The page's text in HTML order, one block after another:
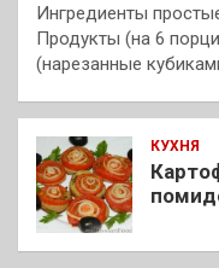
Ингредиенты
Продукты (на 6
(нарезанные
КУХНЯ